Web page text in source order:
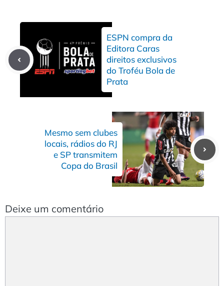
ESPN compra da
Editora Caras
direitos exclusivos
do Troféu Bola de
Prata
Mesmo sem clubes
locais, rádios do RJ
e SP transmitem
Copa do Brasil
Deixe um comentário